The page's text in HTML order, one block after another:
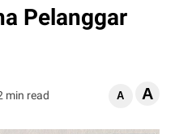
Pelanggar
min read A A